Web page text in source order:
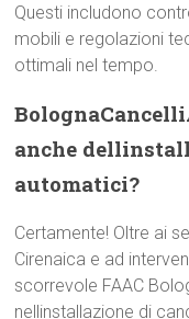
Questi includono
mobili e regolazioni
ottimali nel tempo.
anche
automatici?
Certamente! Oltre ai
Cirenaica e ad
scorrevole FAAC
nellinstallazione di